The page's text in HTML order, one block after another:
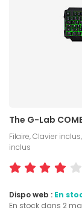
The G-Lab
Filaire, Clavier
inclus
Dispo web : En
En stock dans 2